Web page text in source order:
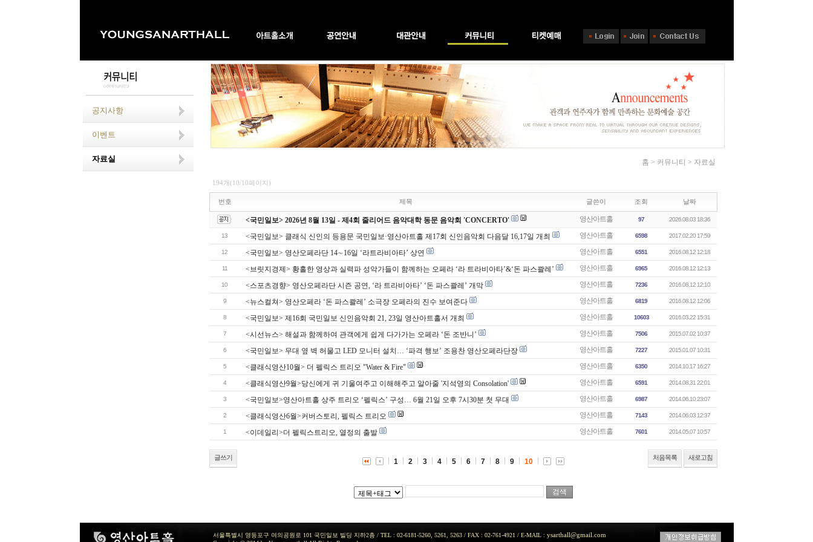
공지사항
이벤트
자료실 홈 > 커뮤니티 > 자료실
194개(10/10페이지)
번호 제목 글쓴이 조회 날짜
<국민일보> 2026년 8월 13일 - 제4회 줄리어드 음악대학 동문 음악회 'CONCERTO' 영산아트홀 97 2026.08.03 18:36
13 <국민일보> 클래식 신인의 등용문 국민일보·영산아트홀 제17회 신인음악회 다음달 16,17일 개최 영산아트홀 6598 2017.02.20 17:59
12 <국민일보> 영산오페라단 14∼16일 ‘라트라비아타’ 상연 영산아트홀 6551 2016.08.12 12:18
11 <브릿지경제> 황홀한 영상과 실력파 성악가들이 함께하는 오페라 ‘라 트라비아타’&‘돈 파스콸레’ 영산아트홀 6965 2016.08.12 12:13
10 <스포츠경향> 영산오페라단 시즌 공연, ‘라 트라비아타’ ‘돈 파스콸레’ 개막 영산아트홀 7236 2016.08.12 12:10
9 <뉴스컬쳐> 영산오페라 ‘돈 파스콸레’ 소극장 오페라의 진수 보여준다 영산아트홀 6819 2016.08.12 12:06
8 <국민일보> 제16회 국민일보 신인음악회 21, 23일 영산아트홀서 개최 영산아트홀 10603 2016.03.22 15:31
7 <시선뉴스> 해설과 함께하여 관객에게 쉽게 다가가는 오페라 ‘돈 조반니’ 영산아트홀 7506 2015.07.02 10:37
6 <국민일보> 무대 옆 벽 허물고 LED 모니터 설치… ‘파격 행보’ 조용찬 영산오페라단장 영산아트홀 7227 2015.01.07 10:31
5 <클래식영산10월> 더 펠릭스 트리오 "Water & Fire" 영산아트홀 6350 2014.10.17 16:27
4 <클래식영산9월>당신에게 귀 기울여주고 이해해주고 알아줄 '지석영의 Consolation' 영산아트홀 6591 2014.08.31 22:01
3 <국민일보>영산아트홀 상주 트리오 ‘펠릭스’ 구성… 6월 21일 오후 7시30분 첫 무대 영산아트홀 6987 2014.06.10 23:07
2 <클래식영산6월>커버스토리, 펠릭스 트리오 영산아트홀 7143 2014.06.03 12:37
1 <이데일리>더 펠릭스트리오, 열정의 출발 영산아트홀 7601 2014.05.07 10:57
글쓰기 처음목록 새로고침
1 2 3 4 5 6 7 8 9 10
서울특별시 영등포구 여의공원로 101 국민일보 빌딩 지하2층 / TEL : 02-6181-5260, 5261, 5263 / FAX : 02-761-4921 / E-MAIL : ysarthall@gmail.com